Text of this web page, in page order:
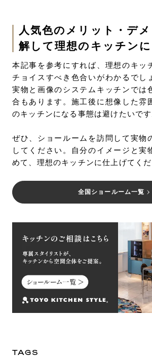
人気色のメリット・デ
解して理想のキッチンに
本記事を参考にすれば、理想のキッ
チョイスすべき色合いがわかるでし
実物と画像のシステムキッチンでは
合もあります。施工後に想像した雰
のキッチンになる事態は避けたいです
ぜひ、ショールームを訪問して実物
してください。自分のイメージと実
めて、理想のキッチンに仕上げてくだ
全国ショールーム一覧
TAGS